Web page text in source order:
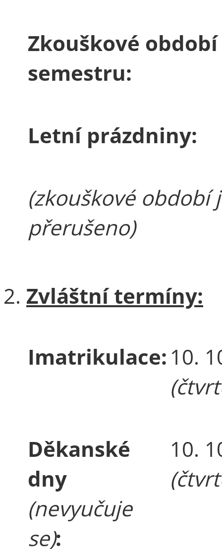
Zkouškové
semestru:
Letní prázdniny:
(zkouškové
přerušeno)
Zvláštní termíny:
Imatrikulace: 10.
Děkanské
dny
(nevyučuje
se):
10.